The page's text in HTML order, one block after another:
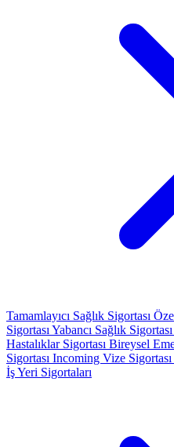
Tamamlayıcı Sağlık Sigortası
Sigortası Yabancı Sağlık Sigortası
Hastalıklar Sigortası Bireysel
Sigortası Incoming Vize Sigortası
İş Yeri Sigortaları